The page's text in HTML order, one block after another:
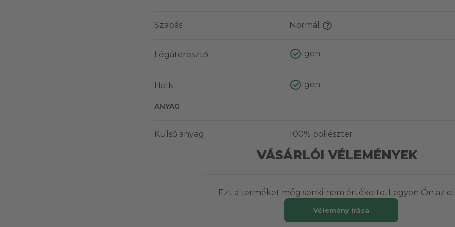
Szabás Normál
Légáteresztő Igen
Halk Igen
ANYAG
Külső anyag 100% poliészter
VÁSÁRLÓI VÉLEMÉNYEK
Ezt a terméket még senki nem értékelte. Legyen Ön az
Vélemény írása